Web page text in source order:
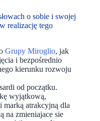
o sobie i swojej
realizację tego
Grupy Miroglio, jak
i bezpośrednio
kierunku rozwoju
od początku.
wyjątkową,
atrakcyjną dla
na zmieniajace sie